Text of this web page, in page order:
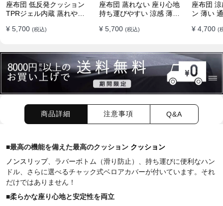
座布団 低反発クッション
TPRジェル内蔵 蒸れやす
¥ 5,700 (税込)
座布団 蒸れない 座り心地
持ち運びやすい 涼感 薄い
¥ 5,700 (税込)
座布団
ン 薄い
すめ
¥ 4,700 (
商品詳細 注意事項 Q&A
■最高の機能を備えた最高のクッション クッション
ノンスリップ、ラバーボトム（滑り防止）、持ち運びに便利なハン
ドル、さらに選べるチャック式ベロアカバーが付いています。それ
だけではありません！
■柔らかな座り心地と安定性を両立